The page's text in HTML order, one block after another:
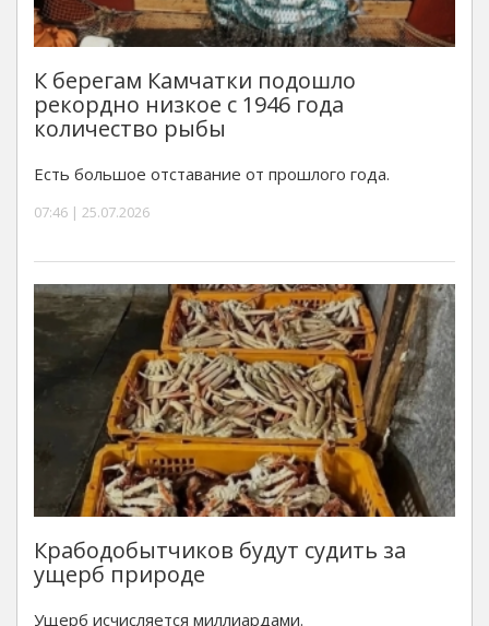
К берегам Камчатки подошло
рекордно низкое с 1946 года
количество рыбы
Есть большое отставание от прошлого года.
07:46 | 25.07.2026
Крабодобытчиков будут судить за
ущерб природе
Ущерб исчисляется миллиардами.